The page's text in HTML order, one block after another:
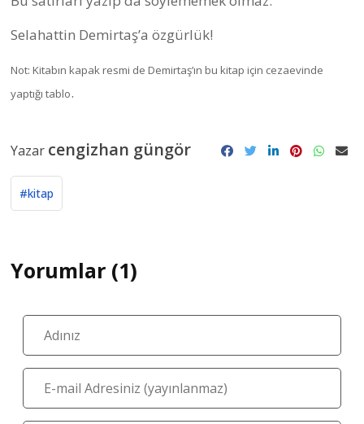
Selahattin Demirtaş’a özgürlük!
Not: Kitabın kapak resmi de Demirtaş’ın bu kitap için cezaevinde
yaptığı tablo.
Yazar cengizhan güngör
#kitap
Yorumlar (1)